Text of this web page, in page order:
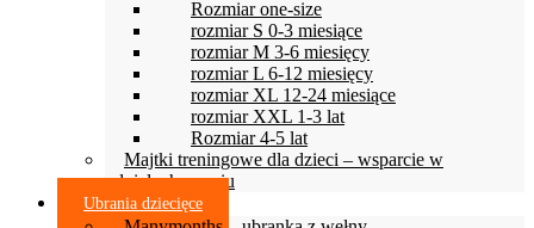
Rozmiar one-size
rozmiar S 0-3 miesiące
rozmiar M 3-6 miesięcy
rozmiar L 6-12 miesięcy
rozmiar XL 12-24 miesiące
rozmiar XXL 1-3 lat
Rozmiar 4-5 lat
Majtki treningowe dla dzieci – wsparcie w
odpieluchowaniu
Ubrania dziecięce